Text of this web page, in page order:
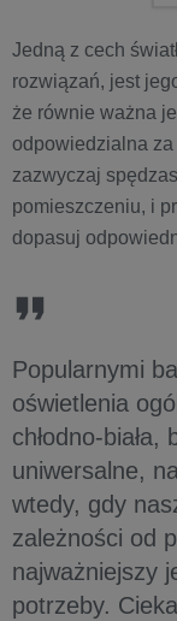
Jedną z cech
rozwiązań, jest
że równie ważna
odpowiedzialna
zazwyczaj
pomieszczeniu, i
dopasuj
Popularnymi
oświetlenia
chłodno-biała,
uniwersalne,
wtedy, gdy
zależności od
najważniejszy
potrzeby.